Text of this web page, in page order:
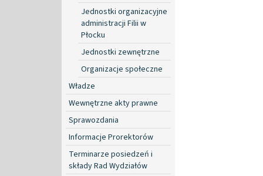
Jednostki organizacyjne
administracji Filii w
Płocku
Jednostki zewnętrzne
Organizacje społeczne
Władze
Wewnętrzne akty prawne
Sprawozdania
Informacje Prorektorów
Terminarze posiedzeń i
składy Rad Wydziałów